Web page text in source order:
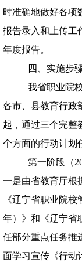
时准确地做好各项
报告录入和上传工
年度报告。
四、实施步
我省职业院
各市、县教育行政
起，通过三个完整
个方面的行动计划
第一阶段（
一是由省教育厅根
《辽宁省职业院
年）》和《辽宁省
任部分重点任务推
面学习宣传《行动